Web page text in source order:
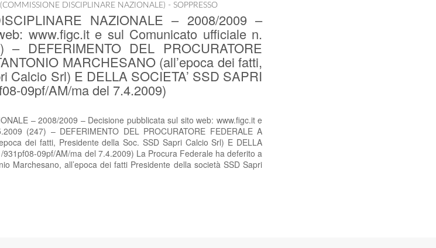
DISCIPLINARE NAZIONALE) - SOPPRESSO
NAZIONALE – 2008/2009 –
www.figc.it e sul Comunicato ufficiale n.
DEFERIMENTO DEL PROCURATORE
MARCHESANO (all’epoca dei fatti,
Calcio Srl) E DELLA SOCIETA’ SSD SAPRI
09pf/AM/ma del 7.4.2009)
– 2008/2009 – Decisione pubblicata sul sito web: www.figc.it e
(247) – DEFERIMENTO DEL PROCURATORE FEDERALE A
dei fatti, Presidente della Soc. SSD Sapri Calcio Srl) E DELLA
931pf08-09pf/AM/ma del 7.4.2009) La Procura Federale ha deferito a
Marchesano, all’epoca dei fatti Presidente della società SSD Sapri